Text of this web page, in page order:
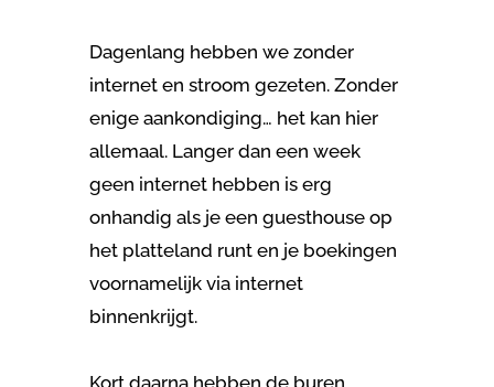
Dagenlang hebben we zonder
internet en stroom gezeten. Zonder
enige aankondiging… het kan hier
allemaal. Langer dan een week
geen internet hebben is erg
onhandig als je een guesthouse op
het platteland runt en je boekingen
voornamelijk via internet
binnenkrijgt.